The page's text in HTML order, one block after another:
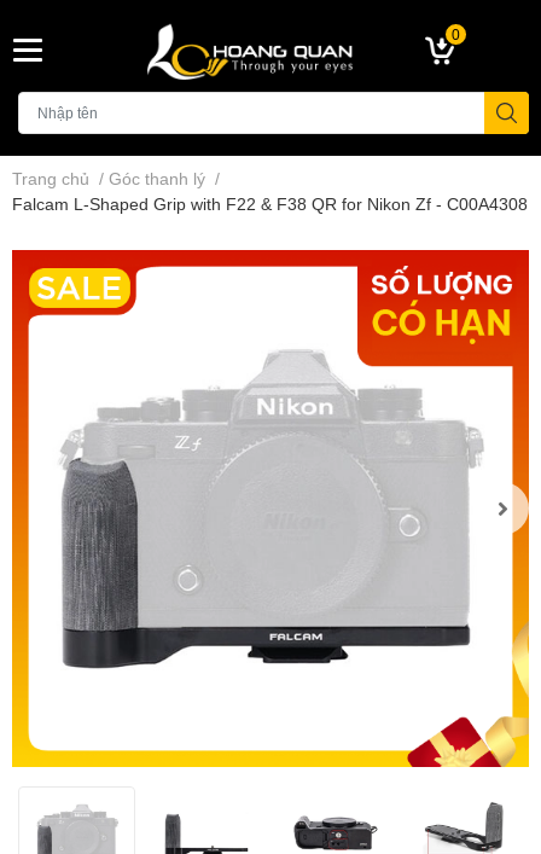
0
Trang chủ / Góc thanh lý /
Falcam L-Shaped Grip with F22 & F38 QR for Nikon Zf - C00A4308